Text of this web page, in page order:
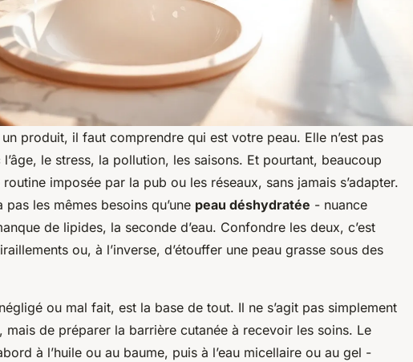
produit, il faut comprendre qui est votre peau. Elle n’est pas
le stress, la pollution, les saisons. Et pourtant, beaucoup
imposée par la pub ou les réseaux, sans jamais s’adapter.
pas les mêmes besoins qu’une peau déshydratée - nuance
de lipides, la seconde d’eau. Confondre les deux, c’est
ou, à l’inverse, d’étouffer une peau grasse sous des
ou mal fait, est la base de tout. Il ne s’agit pas simplement
mais de préparer la barrière cutanée à recevoir les soins. Le
à l’huile ou au baume, puis à l’eau micellaire ou au gel -